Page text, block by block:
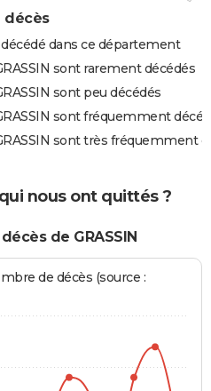
décès
dans ce département
sont rarement décédés
sont peu décédés
sont fréquemment
sont très fréquemment
nous ont quittés ?
de GRASSIN
de décès (source :